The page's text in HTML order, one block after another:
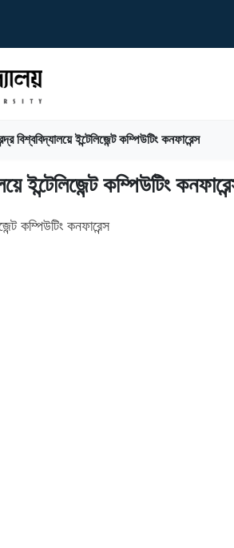
বিশ্ববিদ্যালয়ে ইন্টেলিজেন্ট কম্পিউটিং কনফারেন্স
ইন্টেলিজেন্ট কম্পিউটিং